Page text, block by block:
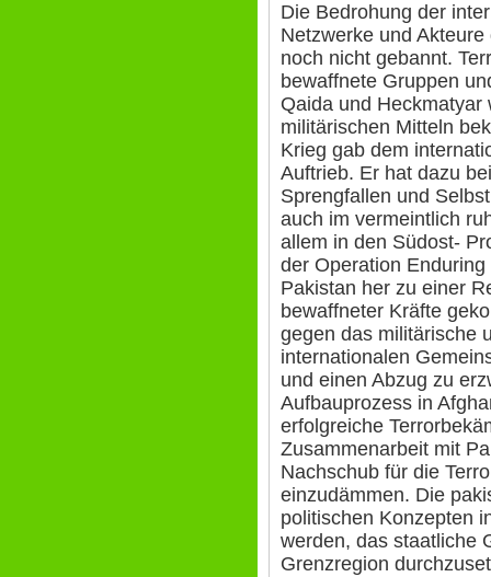
Die Bedrohung der
Netzwerke und
noch nicht gebannt.
bewaffnete Gruppen
Qaida und
militärischen Mitteln
Krieg gab dem
Auftrieb. Er hat dazu
Sprengfallen und
auch im vermeintlich
allem in den Südost-
der Operation
Pakistan her zu einer
bewaffneter Kräfte
gegen das militärische
internationalen
und einen Abzug zu
Aufbauprozess in
erfolgreiche
Zusammenarbeit mit
Nachschub für die
einzudämmen. Die
politischen Konzepten
werden, das staatliche
Grenzregion